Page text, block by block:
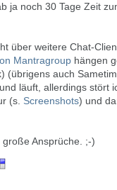
ja noch 30 Tage Zeit
über weitere Chat-
Mantragroup hängen
(übrigens auch
läuft, allerdings stört
(s. Screenshots) und
Ansprüche. ;-)